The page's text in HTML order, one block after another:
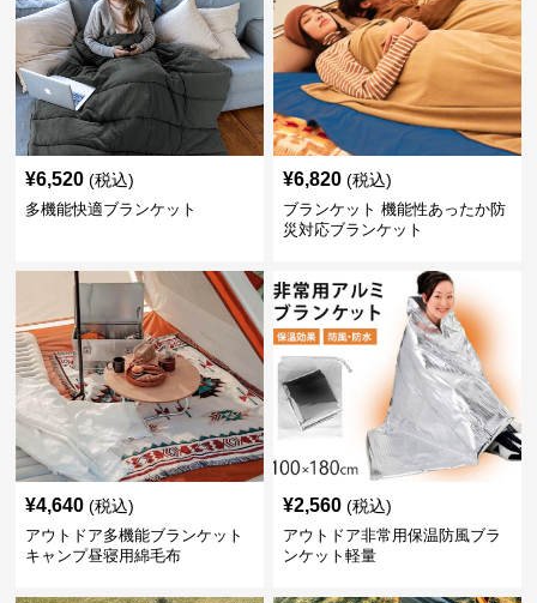
¥6,520 (税込)
多機能快適ブランケット
¥6,820 (税込)
ブランケット 機能性あったか防
災対応ブランケット
¥4,640 (税込)
アウトドア多機能ブランケット
キャンプ昼寝用綿毛布
¥2,560 (税込)
アウトドア非常用保温防風ブラ
ンケット軽量